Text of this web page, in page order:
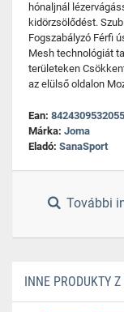
hónaljnál
kidörzsölődést.
Fogszabályzó Férfi
Mesh technológiát
területeken
az elülső oldalon
Ean: 8424309532055
Márka: Joma
Eladó: SanaSport
További
INNE PRODUKTY